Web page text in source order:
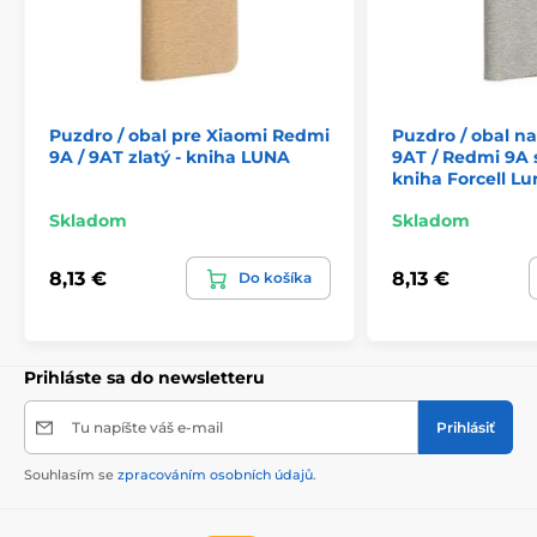
Puzdro / obal pre Xiaomi Redmi
9A / 9AT zlatý - kniha LUNA
Skladom
8,13 € Do košíka
Puzdro / obal
9AT / Redmi 9A
kniha Forcell
Skladom
8,13 €
Prihláste sa do newsletteru
Tu napíšte váš e-mail Prihlásiť
Souhlasím se zpracováním osobních údajů.